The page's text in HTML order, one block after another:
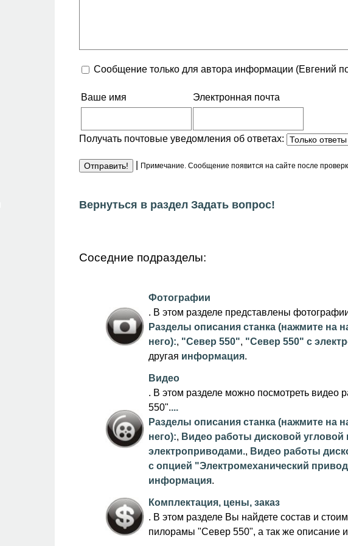
Сообщение только для автора информации (Евгений
Ваше имя Электронная почта
Получать почтовые уведомления об ответах:
Примечание. Сообщение появится на сайте после
Вернуться в разделЗадать вопрос!
Соседние подразделы:
Фотографии
. В этом разделе представлены
Разделы описания станка (нажмите на
него):, "Север 550", "Север 550" с
другая информация.
Видео
. В этом разделе можно посмотреть видео
550"....
Разделы описания станка (нажмите на
него):, Видео работы дисковой
электроприводами., Видео работы
с опцией "Электромеханический
информация.
Комплектация, цены, заказ
. В этом разделе Вы найдете состав и
пилорамы "Север 550", а так же описание